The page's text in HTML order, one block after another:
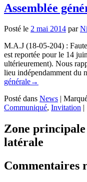
Assemblée
Posté le 2 mai 2014 par
M.A.J (18-05-204) :
est reportée pour le 14
ultérieurement). Nous
lieu indépendamment du
générale→
Posté dans News
Communiqué, Invitation
Zone
latérale
Commentaires